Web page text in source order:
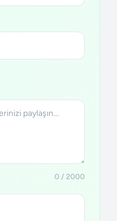
0 / 2000